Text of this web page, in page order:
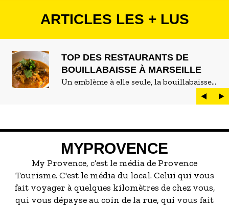
ARTICLES LES + LUS
TOP DES RESTAURANTS DE
BOUILLABAISSE À MARSEILLE
Un emblème à elle seule, la bouillabaisse
est LE plat marseillais par excellence. On
peut d'ailleurs vite être submergé·e par la
servir la meilleure...
MYPROVENCE
My Provence, c’est le média de Provence
Tourisme. C'est le média du local. Celui qui vous
fait voyager à quelques kilomètres de chez vous,
qui vous dépayse au coin de la rue, qui vous fait